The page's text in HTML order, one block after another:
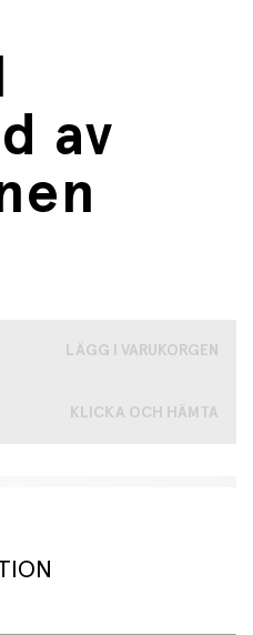
av
LÄGG I VARUKORGEN
KLICKA OCH HÄMTA